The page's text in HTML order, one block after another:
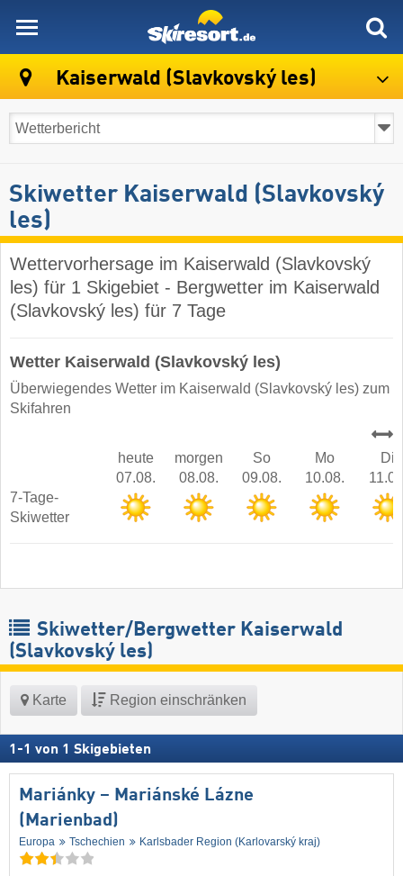
Kaiserwald (Slavkovský les)
Skiwetter Kaiserwald (Slavkovský
les)
Wettervorhersage im Kaiserwald (Slavkovský
les) für 1 Skigebiet - Bergwetter im Kaiserwald
(Slavkovský les) für 7 Tage
Wetter Kaiserwald (Slavkovský les)
Überwiegendes Wetter im Kaiserwald (Slavkovský les) zum
Skifahren
heute
07.08.
morgen
08.08.
So
09.08.
Mo
10.08.
Di
7-Tage-
Skiwetter
Skiwetter/Bergwetter Kaiserwald
(Slavkovský les)
Karte Region einschränken
1 -1 von 1 Skigebieten
Mariánky – Mariánské Lázne
(Marienbad)
Europa Tschechien Karlsbader Region (Karlovarský kraj)